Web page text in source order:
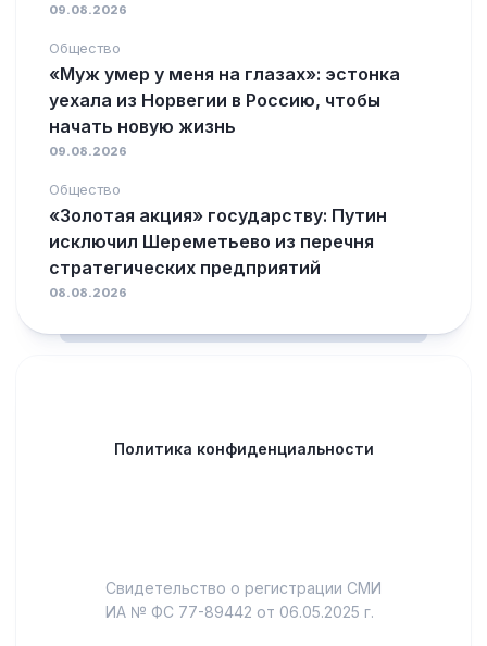
09.08.2026
Общество
«Муж умер у меня на глазах»: эстонка
уехала из Норвегии в Россию, чтобы
начать новую жизнь
09.08.2026
Общество
«Золотая акция» государству: Путин
исключил Шереметьево из перечня
стратегических предприятий
08.08.2026
Политика конфиденциальности
Свидетельство о регистрации СМИ
ИА № ФС 77-89442 от 06.05.2025 г.